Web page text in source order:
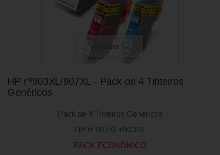
Ver maior
HP nº903XL/907XL - Pack de 4 Tinteiros
Genéricos
Pack de 4 Tinteiros Genéricos
HP nº907XL+903XL
PACK ECONÓMICO